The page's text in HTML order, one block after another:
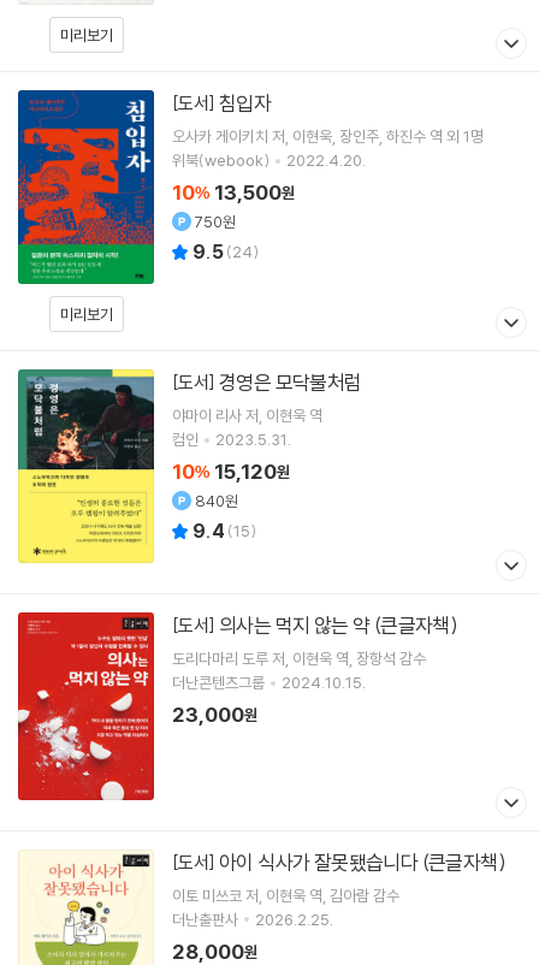
미리보기
미리보기
[도서] 침입자
오사카 게이키치 저 이현욱 장인주 하진수 역 외 1명
위북(webook)
2022.4.20.
10% 13,500원
750원
9.5(24)
[도서] 경영은 모닥불처럼
야마이 리사저 이현욱 역
컴인
2023.5.31.
10% 15,120원
840원
9.4 (15)
[도서] 의사는 먹지 않는 약 (큰글자책)
도리다마리 도루저 이현욱 역 장항석 감수
더난콘텐츠그룹
2024.10.15.
23,000원
[도서] 아이 식사가 잘못됐습니다 (큰글자책)
이토 미쓰코 저 이현욱 역 김아람감수
더난출판사
2026.2.25.
28,000원